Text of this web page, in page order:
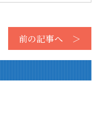
前の記事へ ＞